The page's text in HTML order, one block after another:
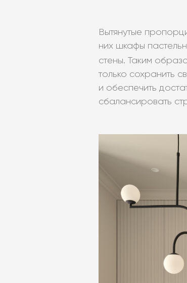
Вытянутые
них шкафы
стены. Таким
только сохранить
и обеспечить
сбалансировать